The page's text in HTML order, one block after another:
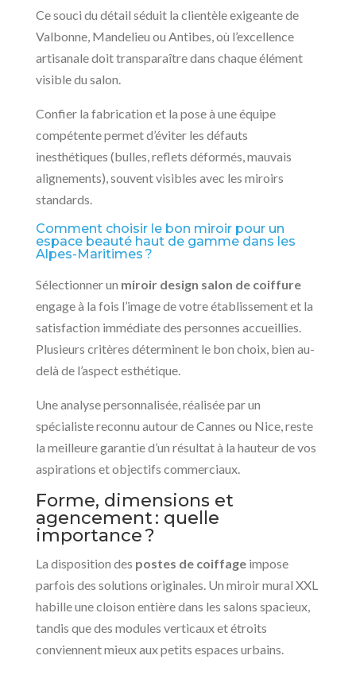
Ce souci du détail séduit la clientèle exigeante de
Valbonne, Mandelieu ou Antibes, où l’excellence
artisanale doit transparaître dans chaque élément
visible du salon.
Confier la fabrication et la pose à une équipe
compétente permet d’éviter les défauts
inesthétiques (bulles, reflets déformés, mauvais
alignements), souvent visibles avec les miroirs
standards.
Comment choisir le bon miroir pour un
espace beauté haut de gamme dans les
Alpes-Maritimes ?
Sélectionner un miroir design salon de coiffure
engage à la fois l’image de votre établissement et la
satisfaction immédiate des personnes accueillies.
Plusieurs critères déterminent le bon choix, bien au-
delà de l’aspect esthétique.
Une analyse personnalisée, réalisée par un
spécialiste reconnu autour de Cannes ou Nice, reste
la meilleure garantie d’un résultat à la hauteur de vos
aspirations et objectifs commerciaux.
Forme, dimensions et
agencement : quelle
importance ?
La disposition des postes de coiffageimpose
parfois des solutions originales. Un miroir mural XXL
habille une cloison entière dans les salons spacieux,
tandis que des modules verticaux et étroits
conviennent mieux aux petits espaces urbains.